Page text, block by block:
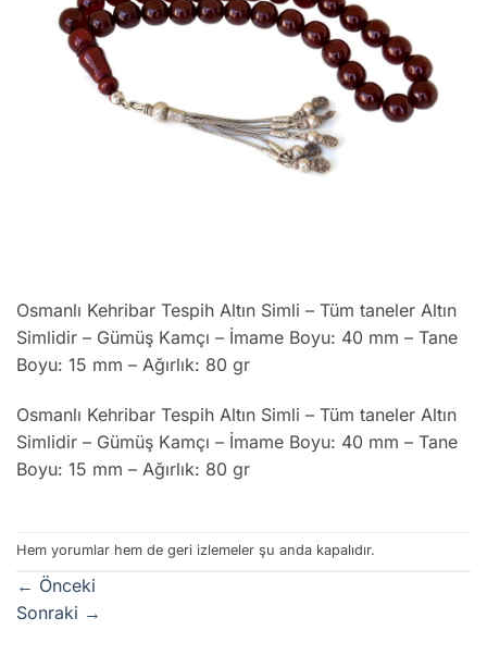
Osmanlı Kehribar Tespih Altın Simli – Tüm taneler Altın
Simlidir – Gümüş Kamçı – İmame Boyu: 40 mm – Tane
Boyu: 15 mm – Ağırlık: 80 gr
Osmanlı Kehribar Tespih Altın Simli – Tüm taneler Altın
Simlidir – Gümüş Kamçı – İmame Boyu: 40 mm – Tane
Boyu: 15 mm – Ağırlık: 80 gr
Hem yorumlar hem de geri izlemeler şu anda kapalıdır.
← Önceki
Sonraki →